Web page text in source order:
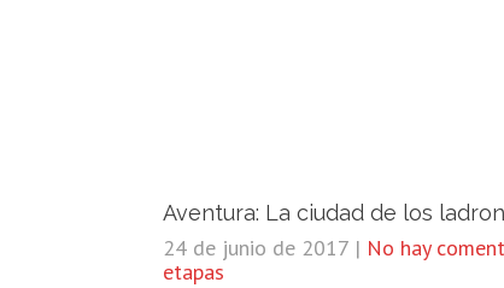
Aventura: La ciudad de los
24 de junio de 2017 | No hay
etapas